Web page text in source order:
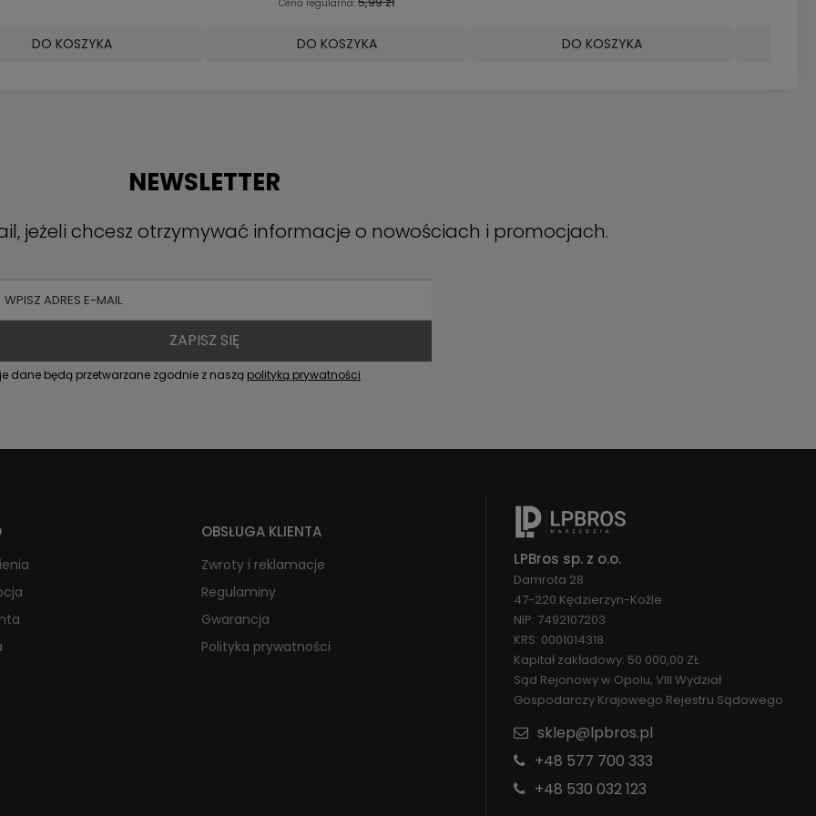
KOSZYKA DO KOSZYKA DO KOSZYKA
NEWSLETTER
jeżeli chcesz otrzymywać informacje o nowościach i promocjach.
ZAPISZ SIĘ
dane będą przetwarzane zgodnie z naszą polityką prywatności
OBSŁUGA KLIENTA
Zwroty i reklamacje
Regulaminy
Gwarancja
Polityka prywatności
LPBros sp. z o.o.
Damrota 28
47-220 Kędzierzyn-Koźle
NIP: 7492107203
KRS: 0001014318
Kapitał zakładowy: 50 000,00 ZŁ
Sąd Rejonowy w Opolu, VIII Wydział
Gospodarczy Krajowego Rejestru Sądowego
sklep@lpbros.pl
+48 577 700 333
+48 530 032 123